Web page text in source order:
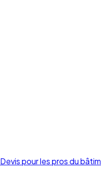
Devis pour les pros du